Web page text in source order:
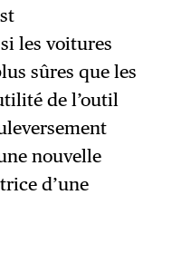
les voitures
sûres que les
de l’outil
nouvelle
d’une